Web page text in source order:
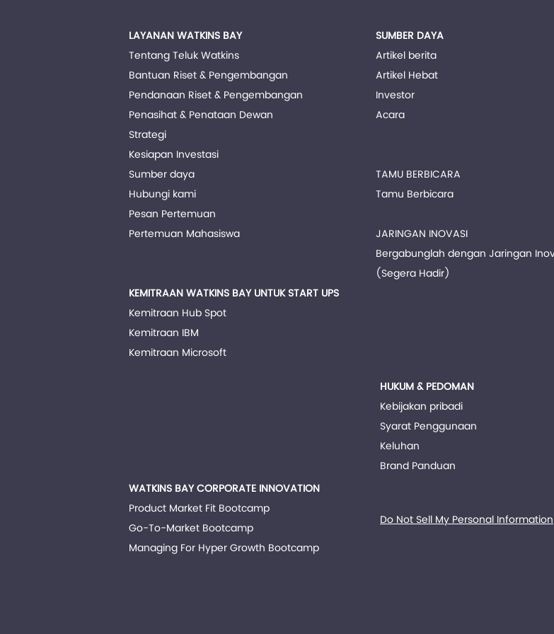
LAYANAN WATKINS BAY
Tentang Teluk Watkins
Bantuan Riset & Pengembangan
Pendanaan Riset & Pengembangan
Penasihat & Penataan Dewan
Strategi
Kesiapan Investasi
Sumber daya
Hubungi kami
Pesan Pertemuan
Pertemuan Mahasiswa
KEMITRAAN WATKINS BAY UNTUK START UPS
Kemitraan Hub Spot
Kemitraan IBM
Kemitraan Microsoft
SUMBER DAYA
Artikel berita
Artikel Hebat
Investor
Acara
TAMU BERBICARA
Tamu Berbicara
JARINGAN INOVASI
Bergabunglah dengan Jaringan
(Segera Hadir)
HUKUM & PEDOMAN
Kebijakan pribadi
Syarat Penggunaan
Keluhan
Brand Panduan
WATKINS BAY CORPORATE INNOVATION
Product Market Fit Bootcamp
Go-To-Market Bootcamp
Managing For Hyper Growth Bootcamp
Do Not Sell My Personal Information